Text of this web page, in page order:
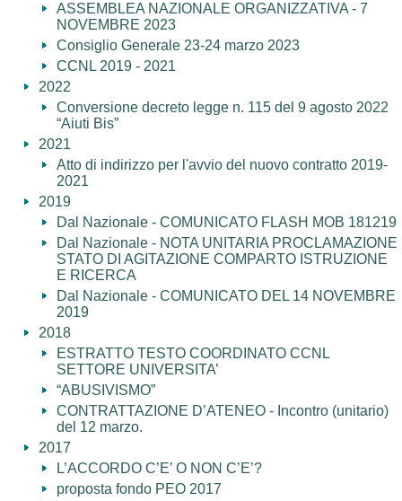
ASSEMBLEA NAZIONALE ORGANIZZATIVA - 7
NOVEMBRE 2023
Consiglio Generale 23-24 marzo 2023
CCNL 2019 - 2021
2022
Conversione decreto legge n. 115 del 9 agosto 2022
“Aiuti Bis”
2021
Atto di indirizzo per l'avvio del nuovo contratto 2019-
2021
2019
Dal Nazionale - COMUNICATO FLASH MOB 181219
Dal Nazionale - NOTA UNITARIA PROCLAMAZIONE
STATO DI AGITAZIONE COMPARTO ISTRUZIONE
E RICERCA
Dal Nazionale - COMUNICATO DEL 14 NOVEMBRE
2019
2018
ESTRATTO TESTO COORDINATO CCNL
SETTORE UNIVERSITA’
“ABUSIVISMO”
CONTRATTAZIONE D’ATENEO - Incontro (unitario)
del 12 marzo.
2017
L’ACCORDO C’E’ O NON C’E’?
proposta fondo PEO 2017